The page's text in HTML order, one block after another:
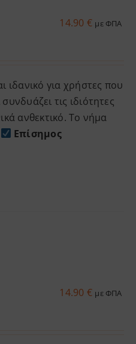
14.90 € με ΦΠΑ
ιδανικό για χρήστες που
τις ιδιότητες
ανθεκτικό. Το νήμα
Επίσημος
14.90 € με ΦΠΑ